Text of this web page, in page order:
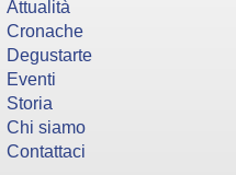
Attualità
Cronache
Degustarte
Eventi
Storia
Chi siamo
Contattaci